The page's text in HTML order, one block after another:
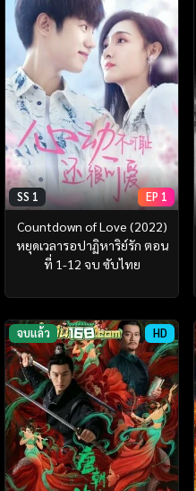
SS 1 EP 1
Countdown of Love (2022)
หยุดเวลารอปาฏิหาริย์รัก ตอน
ที่ 1-12 จบ ซับไทย
จบแล้ว HD